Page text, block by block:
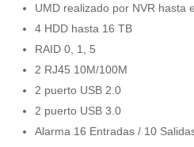
UMD realizado por NVR hasta
4 HDD hasta 16 TB
RAID 0, 1, 5
2 RJ45 10M/100M
2 puerto USB 2.0
2 puerto USB 3.0
Alarma 16 Entradas / 10